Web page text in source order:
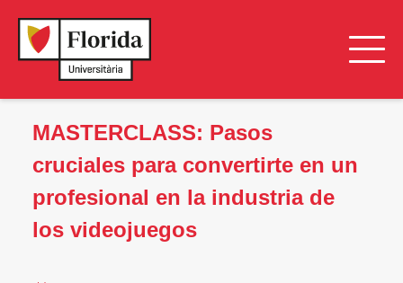
MASTERCLASS: Pasos
cruciales para convertirte en un
profesional en la industria de
los videojuegos